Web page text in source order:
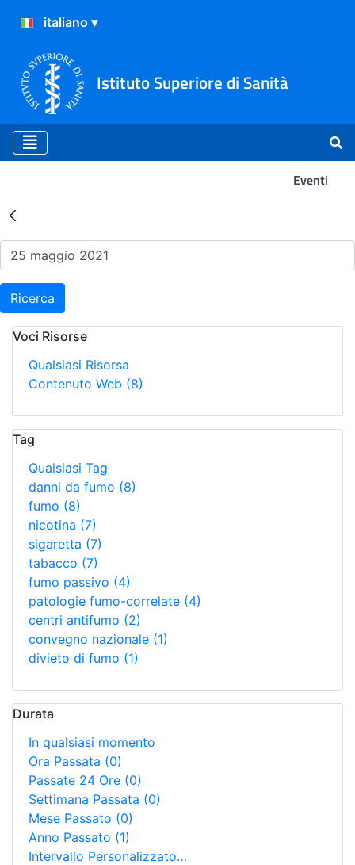
Istituto Superiore di Sanità
Eventi
Risultati della Ricerca -
Ricerca
Voci Risorse
Qualsiasi Risorsa
Contenuto Web (8)
Tag
Qualsiasi Tag
danni da fumo (8)
fumo (8)
nicotina (7)
sigaretta (7)
tabacco (7)
fumo passivo (4)
patologie fumo-correlate (4)
centri antifumo (2)
convegno nazionale (1)
divieto di fumo (1)
Durata
In qualsiasi momento
Ora Passata (0)
Passate 24 Ore (0)
Settimana Passata (0)
Mese Passato (0)
Anno Passato (1)
Intervallo Personalizzato…